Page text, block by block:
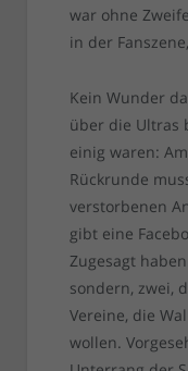
war ohne
in der
Kein Wunder
über die Ultras
einig waren:
Rückrunde
verstorbenen
gibt eine
Zugesagt
sondern, zwei,
Vereine, die
wollen.